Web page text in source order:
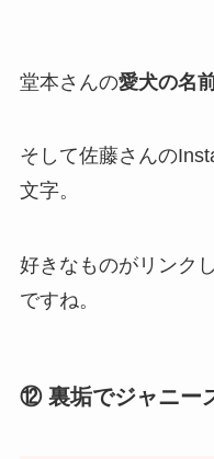
堂本さんの愛犬の名
そして佐藤さんの
文字。
好きなものがリンク
ですね。
⑫ 裏垢でジャニー